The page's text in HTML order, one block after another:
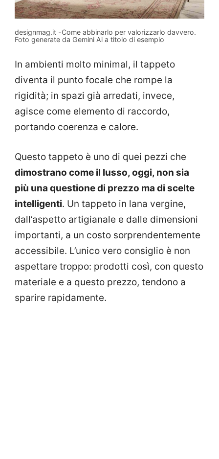
designmag.it -Come abbinarlo per valorizzarlo davvero.
Foto generate da Gemini Ai a titolo di esempio
In ambienti molto minimal, il tappeto
diventa il punto focale che rompe la
rigidità; in spazi già arredati, invece,
agisce come elemento di raccordo,
portando coerenza e calore.
Questo tappeto è uno di quei pezzi che
dimostrano come il lusso, oggi, non sia
più una questione di prezzo ma di scelte
intelligenti. Un tappeto in lana vergine,
dall’aspetto artigianale e dalle dimensioni
importanti, a un costo sorprendentemente
accessibile. L’unico vero consiglio è non
aspettare troppo: prodotti così, con questo
materiale e a questo prezzo, tendono a
sparire rapidamente.